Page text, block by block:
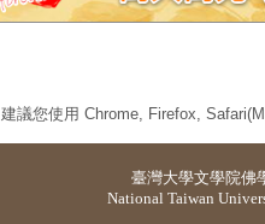
建議您使用 Chrome, Firefox,
臺灣大學文學院佛
National Taiwan